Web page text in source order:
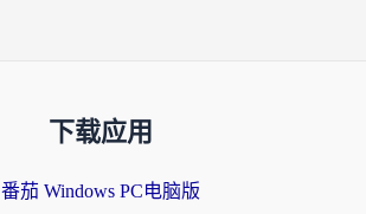
下载应用
番茄 Windows PC电脑版